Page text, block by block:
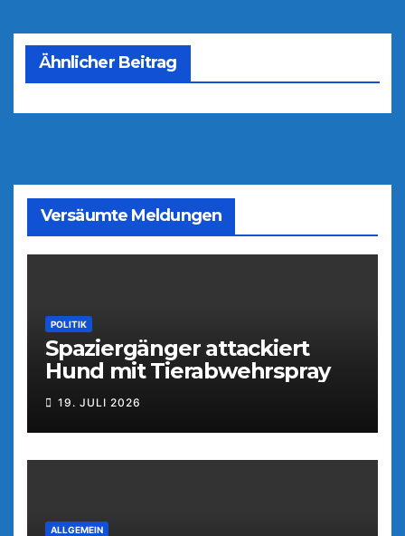
Ähnlicher Beitrag
Versäumte Meldungen
POLITIK
Spaziergänger attackiert
Hund mit Tierabwehrspray
19. JULI 2026
ALLGEMEIN